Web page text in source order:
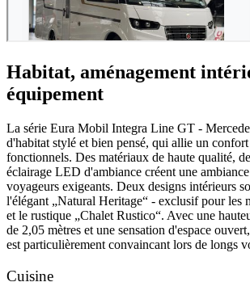
Habitat, aménagement
équipement
La série Eura Mobil Integra Line GT -
d'habitat stylé et bien pensé, qui allie un
fonctionnels. Des matériaux de haute qualité,
éclairage LED d'ambiance créent une
voyageurs exigeants. Deux designs intérieurs
l'élégant „Natural Heritage“ - exclusif pour les
et le rustique „Chalet Rustico“. Avec une
de 2,05 mètres et une sensation d'espace
est particulièrement convaincant lors de longs
Cuisine